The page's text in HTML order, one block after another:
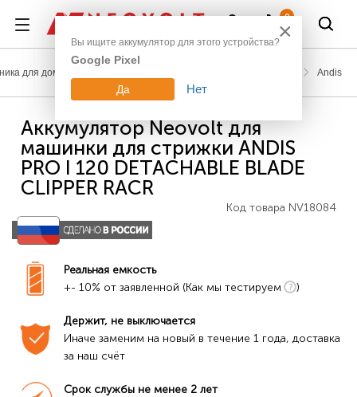
0
для дома Andis
Аккумулятор Neovolt для
машинки для стрижки ANDIS
PRO I 120 DETACHABLE BLADE
CLIPPER RACR
Код товара NV18084
Реальная емкость
+- 10% от заявленной (Как мы тестируем
)
Держит, не выключается
Иначе заменим на новый в течение 1 года, доставка
за наш счёт
Срок службы не менее 2 лет
×
Вы ищите аккумулятор для этого устройства?
Google Pixel
Да Нет